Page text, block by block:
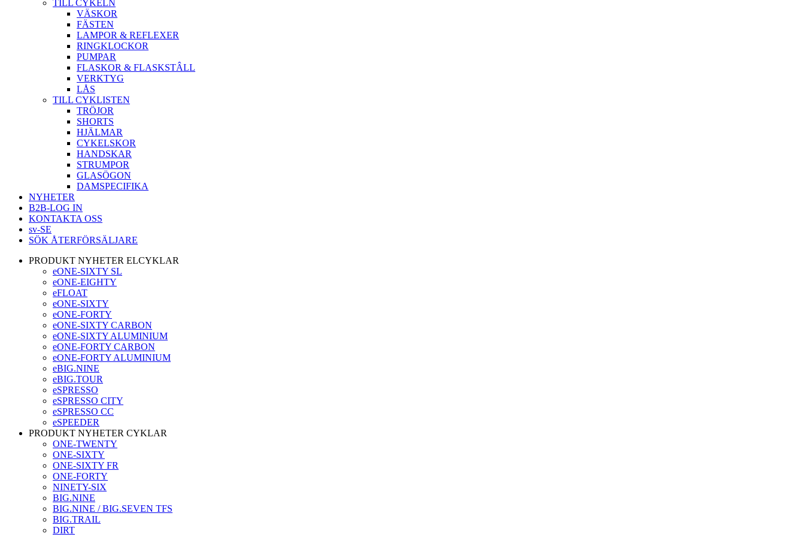
TILL CYKELN
VÄSKOR
FÄSTEN
LAMPOR & REFLEXER
RINGKLOCKOR
PUMPAR
FLASKOR & FLASKSTÂLL
VERKTYG
LÅS
TILL CYKLISTEN
TRÖJOR
SHORTS
HJÄLMAR
CYKELSKOR
HANDSKAR
STRUMPOR
GLASÖGON
DAMSPECIFIKA
NYHETER
B2B-LOG IN
KONTAKTA OSS
sv-SE
SÖK ÅTERFÖRSÄLJARE
PRODUKT NYHETER ELCYKLAR
eONE-SIXTY SL
eONE-EIGHTY
eFLOAT
eONE-SIXTY
eONE-FORTY
eONE-SIXTY CARBON
eONE-SIXTY ALUMINIUM
eONE-FORTY CARBON
eONE-FORTY ALUMINIUM
eBIG.NINE
eBIG.TOUR
eSPRESSO
eSPRESSO CITY
eSPRESSO CC
eSPEEDER
PRODUKT NYHETER CYKLAR
ONE-TWENTY
ONE-SIXTY
ONE-SIXTY FR
ONE-FORTY
NINETY-SIX
BIG.NINE
BIG.NINE / BIG.SEVEN TFS
BIG.TRAIL
DIRT